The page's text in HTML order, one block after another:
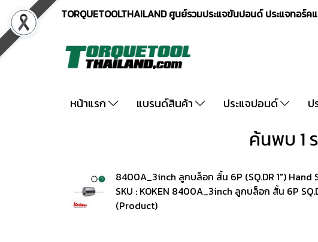
TORQUETOOLTHAILAND ศูนย์รวมประแจขันปอนด์ ประแจทอร์
หน้าแรก แบรนด์สินค้า ประแจปอนด์ ป
ค้นพบ 1
8400A_3inch ลูกบล็อก สั้น 6P (SQ.DR 1") Hand
SKU : KOKEN 8400A_3inch ลูกบล็อก สั้น 6P
(Product)